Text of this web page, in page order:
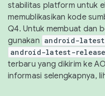
stabilitas platform untuk
memublikasikan kode
Q4. Untuk membuat dan
gunakan android-
android-latest-release
terbaru yang dikirim ke
informasi selengkapnya,